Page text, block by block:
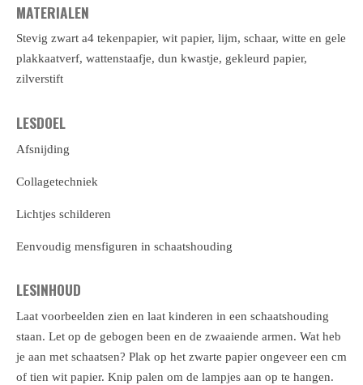
MATERIALEN
Stevig zwart a4 tekenpapier, wit papier, lijm, schaar, witte en gele
plakkaatverf, wattenstaafje, dun kwastje, gekleurd papier,
zilverstift
LESDOEL
Afsnijding
Collagetechniek
Lichtjes schilderen
Eenvoudig mensfiguren in schaatshouding
LESINHOUD
Laat voorbeelden zien en laat kinderen in een schaatshouding
staan. Let op de gebogen been en de zwaaiende armen. Wat heb
je aan met schaatsen? Plak op het zwarte papier ongeveer een cm
of tien wit papier. Knip palen om de lampjes aan op te hangen.